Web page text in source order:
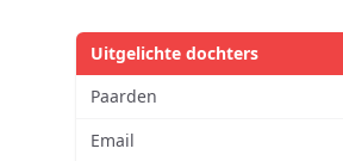
Uitgelichte dochters
Paarden
Email